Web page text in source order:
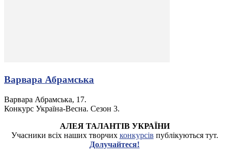
Варвара Абрамська
Варвара Абрамська, 17.
Конкурс Україна-Весна. Сезон 3.
АЛЕЯ ТАЛАНТІВ УКРАЇНИ
Учасники всіх наших творчих конкурсів публікуються тут.
Долучайтеся!